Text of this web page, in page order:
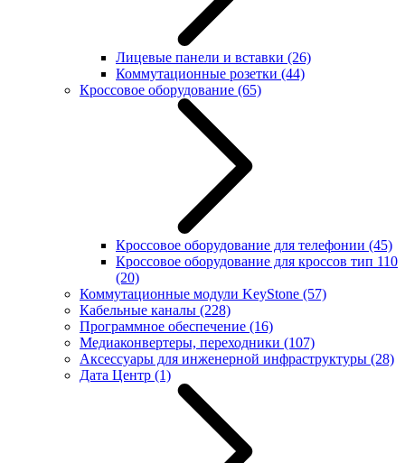
Лицевые панели и вставки (26)
Коммутационные розетки (44)
Кроссовое оборудование (65)
Кроссовое оборудование для телефонии (45)
Кроссовое оборудование для кроссов тип 110
(20)
Коммутационные модули KeyStone (57)
Кабельные каналы (228)
Программное обеспечение (16)
Медиаконвертеры, переходники (107)
Аксессуары для инженерной инфраструктуры (28)
Дата Центр (1)